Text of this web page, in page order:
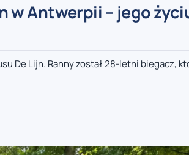
w Antwerpii – jego
De Lijn. Ranny został 28-letni biegacz,